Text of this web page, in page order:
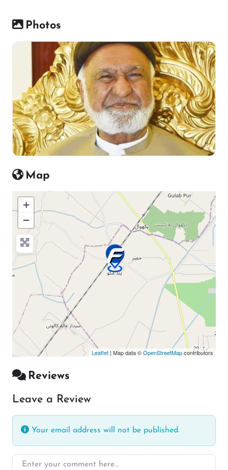
Photos
Map
+
−
Press Enter key to search
Leaflet | Map data ©OpenStreetMapcontributors
Reviews
Leave a Review
Your email address will not be published.
Enter your comment here…